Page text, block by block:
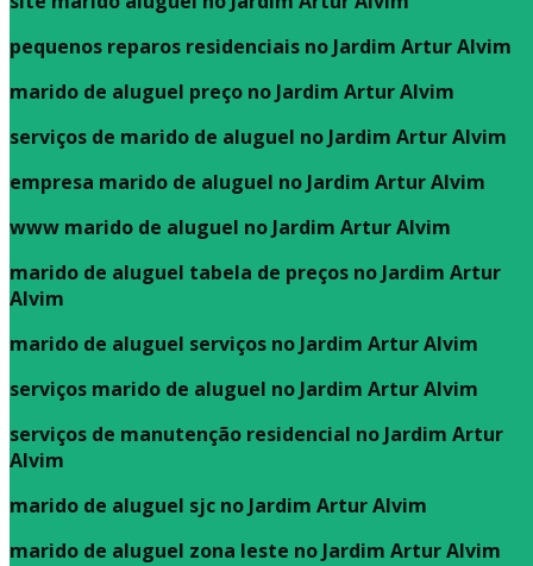
pequenos reparos residenciais no Jardim Artur Alvim
marido de aluguel preço no Jardim Artur Alvim
serviços de marido de aluguel no Jardim Artur Alvim
empresa marido de aluguel no Jardim Artur Alvim
www marido de aluguel no Jardim Artur Alvim
marido de aluguel tabela de preços no Jardim Artur
Alvim
marido de aluguel serviços no Jardim Artur Alvim
serviços marido de aluguel no Jardim Artur Alvim
serviços de manutenção residencial no Jardim Artur
Alvim
marido de aluguel sjc no Jardim Artur Alvim
marido de aluguel zona leste no Jardim Artur Alvim